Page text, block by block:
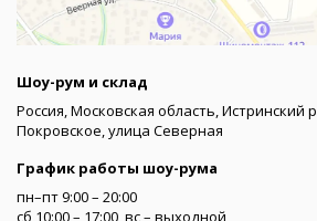
Шоу-рум и склад
Россия, Московская область, Истринский
Покровское, улица Северная
График работы шоу-рума
пн–пт 9:00 – 20:00
сб 10:00 – 17:00, вс – выходной